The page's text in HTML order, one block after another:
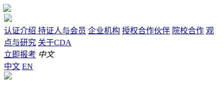
认证介绍 持证人与会员 企业机构 授权合作伙伴 院校合作 观
点与研究 关于CDA
立即报考 中文
中文 EN